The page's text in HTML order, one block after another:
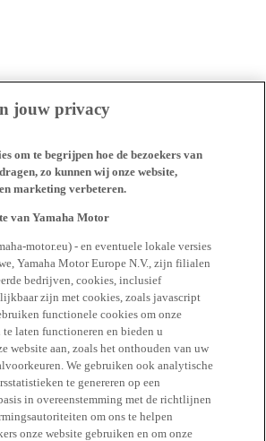
jouw privacy
om te begrijpen hoe de bezoekers van
zo kunnen wij onze website,
marketing verbeteren.
van Yamaha Motor
motor.eu) - en eventuele lokale versies
Yamaha Motor Europe N.V., zijn filialen
bedrijven, cookies, inclusief
zijn met cookies, zoals javascript
functionele cookies om onze
te laten functioneren en bieden u
website aan, zoals het onthouden van uw
We gebruiken ook analytische
te genereren op een
in overeenstemming met de richtlijnen
om ons te helpen
onze website gebruiken en om onze